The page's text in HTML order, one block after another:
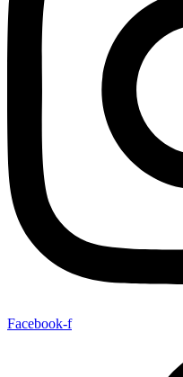
Facebook-f